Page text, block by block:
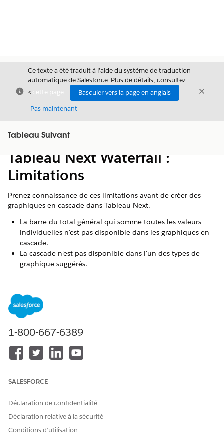
Fermer
Ce texte a été traduit à l’aide du système de traduction
automatique de Salesforce. Plus de détails, consultez
<cette page .
Basculer vers la page en anglais
Pas maintenant
Fermer
Tableau SuivantAfficher la table des matières
Table des
Tableau Next Waterfall :
Limitations
Prenez connaissance de ces limitations avant de créer des
graphiques en cascade dans Tableau Next.
La barre du total général qui somme toutes les valeurs
individuelles n'est pas disponible dans les graphiques en
cascade.
La cascade n'est pas disponible dans l'un des types de
graphique suggérés.
CET ARTICLE A-T-IL RÉSOLU VOTRE PROBLÈME ?
1-800-667-6389
SALESFORCE
Déclaration de confidentialité
Déclaration relative à la sécurité
Conditions d’utilisation